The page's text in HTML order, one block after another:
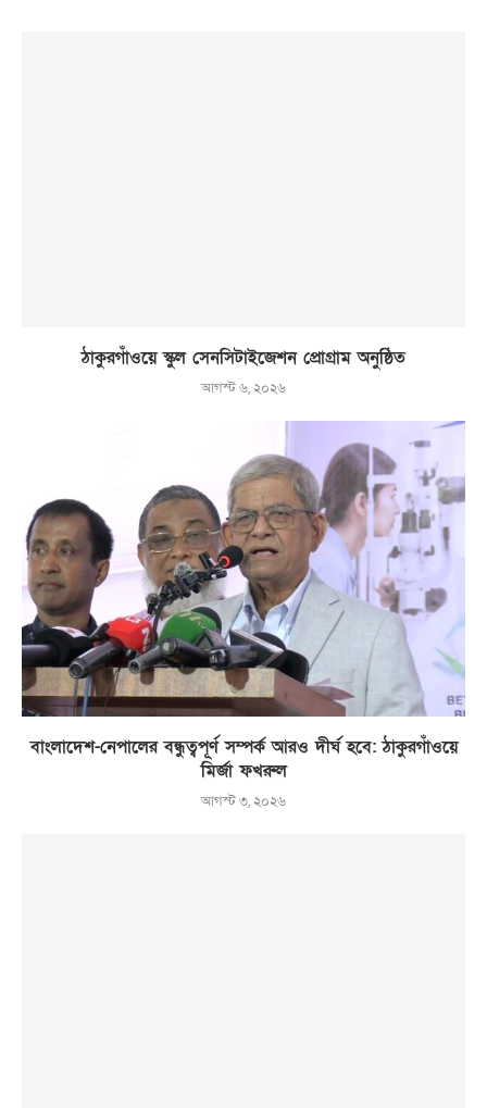
ঠাকুরগাঁওয়ে স্কুল সেনসিটাইজেশন প্রোগ্রাম অনুষ্ঠিত
আগস্ট ৬, ২০২৬
বাংলাদেশ-নেপালের বন্ধুত্বপূর্ণ সম্পর্ক আরও দীর্ঘ হবে: ঠাকুরগাঁওয়ে
মির্জা ফখরুল
আগস্ট ৩, ২০২৬